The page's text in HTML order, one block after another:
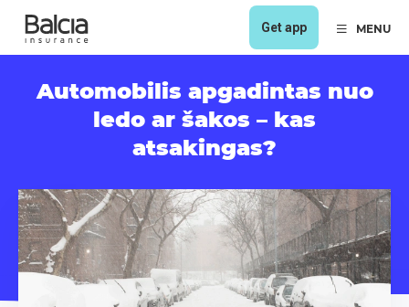
Get app MENU
Automobilis apgadintas nuo
ledo ar šakos – kas
atsakingas?